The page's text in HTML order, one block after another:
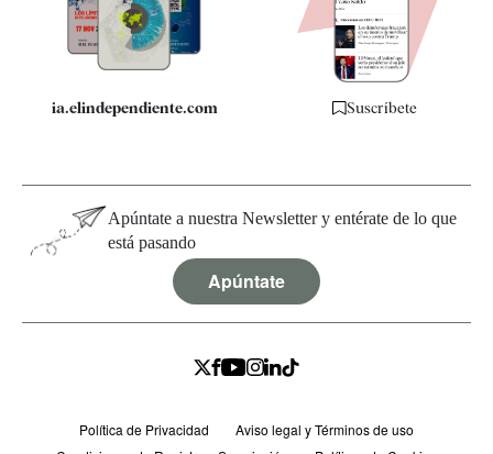
Especificaciones
ia.elindependiente.com Suscríbete
Apúntate a nuestra Newsletter y entérate de lo que
está pasando
Apúntate
Política de Privacidad
Aviso legal y Términos de uso